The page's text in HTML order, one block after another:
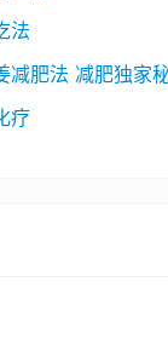
法
减肥法 减肥独家
疗